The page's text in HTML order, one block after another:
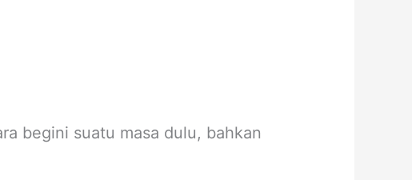
begini suatu masa dulu, bahkan